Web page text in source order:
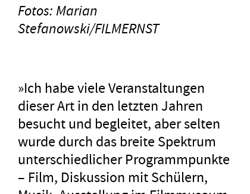
Fotos: Marian
Stefanowski/FILMERNST
»Ich habe viele Veranstaltungen
dieser Art in den letzten Jahren
besucht und begleitet, aber selten
wurde durch das breite Spektrum
unterschiedlicher Programmpunkte
– Film, Diskussion mit Schülern,